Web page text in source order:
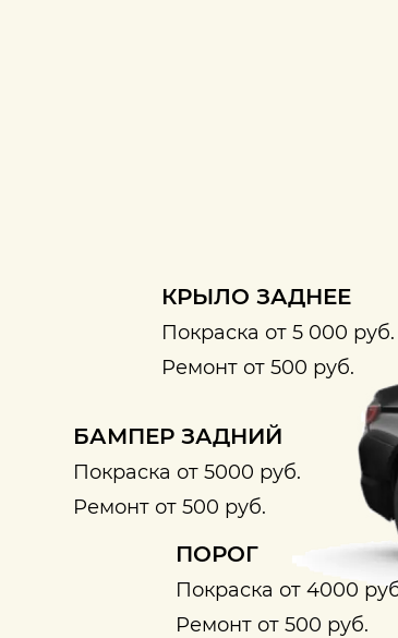
КРЫЛО ЗАДНЕЕ
Покраска от 5 000 руб.
Ремонт от 500 руб.
БАМПЕР ЗАДНИЙ
Покраска от 5000 руб.
Ремонт от 500 руб.
ПОРОГ
Покраска от 4000
Ремонт от 500 руб.